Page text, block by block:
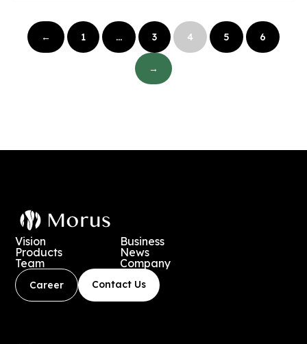
← 1 … 3 4 5 6
→
Vision
Business
Products
News
Team
Company
Career Contact Us